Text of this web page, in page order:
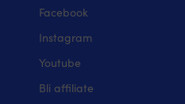
Facebook
Instagram
Youtube
Bli affiliate